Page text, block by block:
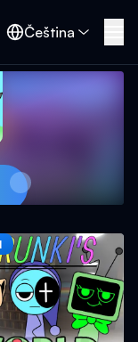
Čeština